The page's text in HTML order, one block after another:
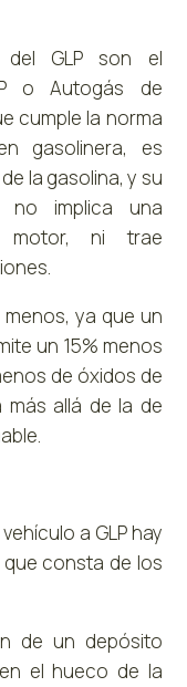
del GLP son el
o Autogás de
cumple la norma
gasolinera, es
la gasolina, y su
no implica una
motor, ni trae
ya que un
un 15% menos
de óxidos de
más allá de la de
a GLP hay
consta de los
de un depósito
el hueco de la